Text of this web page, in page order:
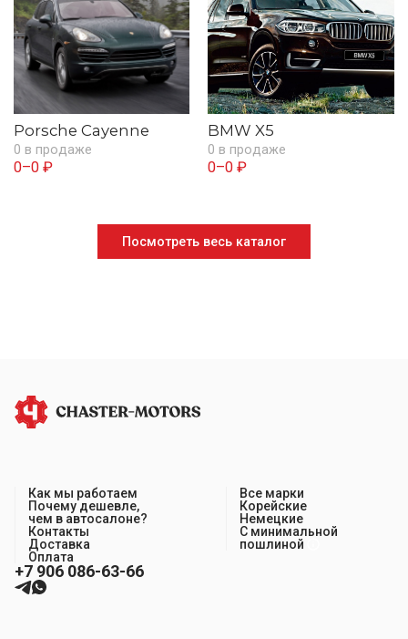
Porsche Cayenne
0 в продаже
0–0 ₽
BMW X5
0 в продаже
0–0 ₽
Посмотреть весь каталог
Как мы работаем
Почему дешевле,
чем в автосалоне?
Контакты
Доставка
Оплата
Все марки
Корейские
Немецкие
С минимальной
пошлиной
+7 906 086-63-66